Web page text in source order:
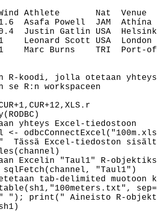
Wind Athlete       Nat
Asafa Powell  JAM  Athína
Justin Gatlin USA
Leonard Scott USA
Marc Burns    TRI
R-koodi, jolla otetaan
se R:n workspaceen
yhteys Excel-tiedostoon
<-
Tässä Excel-tiedoston
Excelin "Taul1" R-
sqlFetch(channel, "Taul1")
tab-delimited
"); print(" Aineisto R-